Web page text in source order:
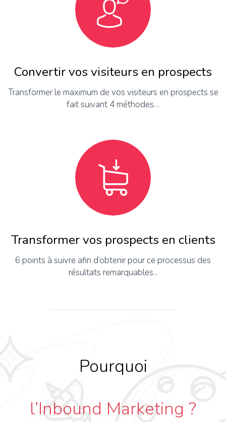
Convertir vos visiteurs en prospects
Transformer le maximum de vos visiteurs en prospects se
fait suivant 4 méthodes…
Transformer vos prospects en clients
6 points à suivre afin d’obtenir pour ce processus des
résultats remarquables...
Pourquoi
l’Inbound Marketing ?